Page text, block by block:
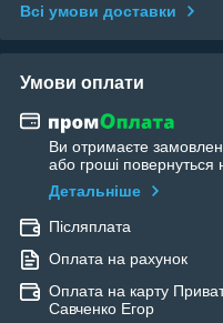
Всі умови доставки
Умови оплати
Ви отримаєте
або гроші повернуться
Детальніше
Післяплата
Оплата на рахунок
Оплата на карту
Савченко Егор